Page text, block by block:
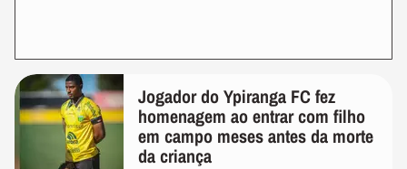
Jogador do Ypiranga FC fez
homenagem ao entrar com filho
em campo meses antes da morte
da criança